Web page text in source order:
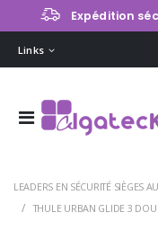
Expédition
Links
LEADERS EN SÉCURITÉ SIÈGES
THULE URBAN GLIDE 3